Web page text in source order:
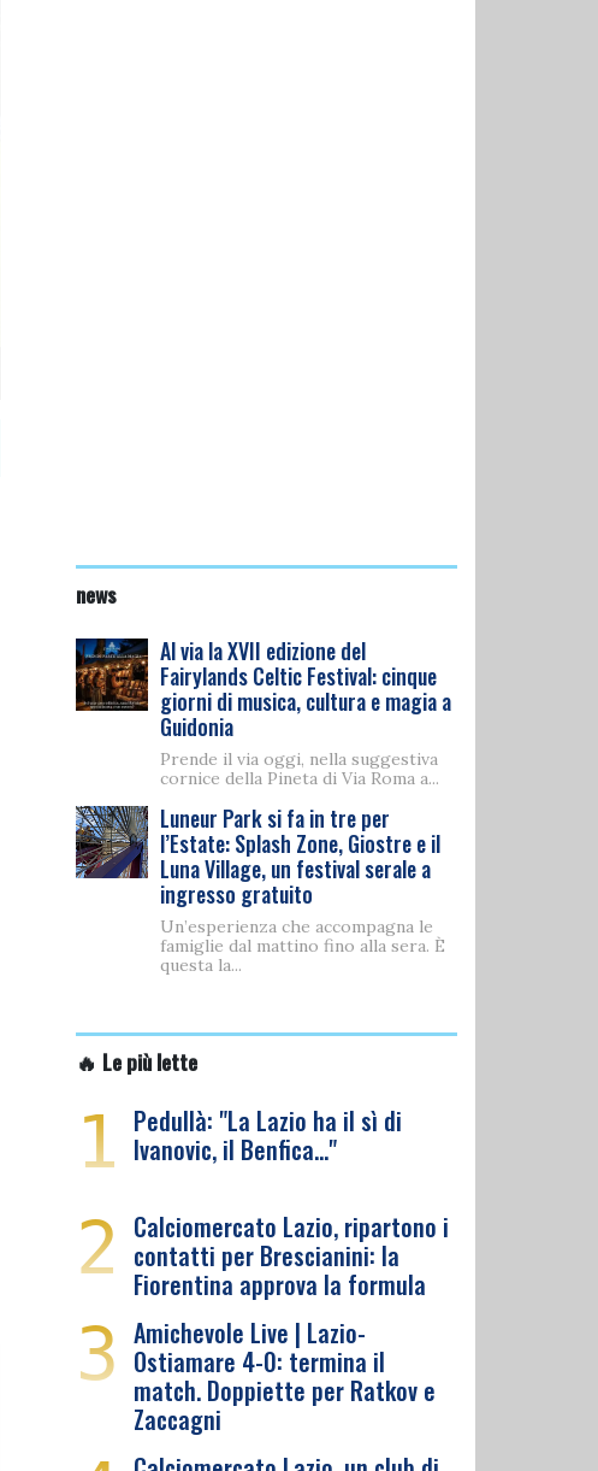
news
Al via la XVII edizione del
Fairylands Celtic Festival: cinque
giorni di musica, cultura e magia a
Guidonia
Prende il via oggi, nella suggestiva
cornice della Pineta di Via Roma a...
Luneur Park si fa in tre per
l’Estate: Splash Zone, Giostre e il
Luna Village, un festival serale a
ingresso gratuito
Un’esperienza che accompagna le
famiglie dal mattino fino alla sera. È
questa la...
🔥 Le più lette
1 Pedullà: "La Lazio ha il sì di
Ivanovic, il Benfica…"
2 Calciomercato Lazio, ripartono i
contatti per Brescianini: la
Fiorentina approva la formula
3 Amichevole Live | Lazio-
Ostiamare 4-0: termina il
match. Doppiette per Ratkov e
Zaccagni